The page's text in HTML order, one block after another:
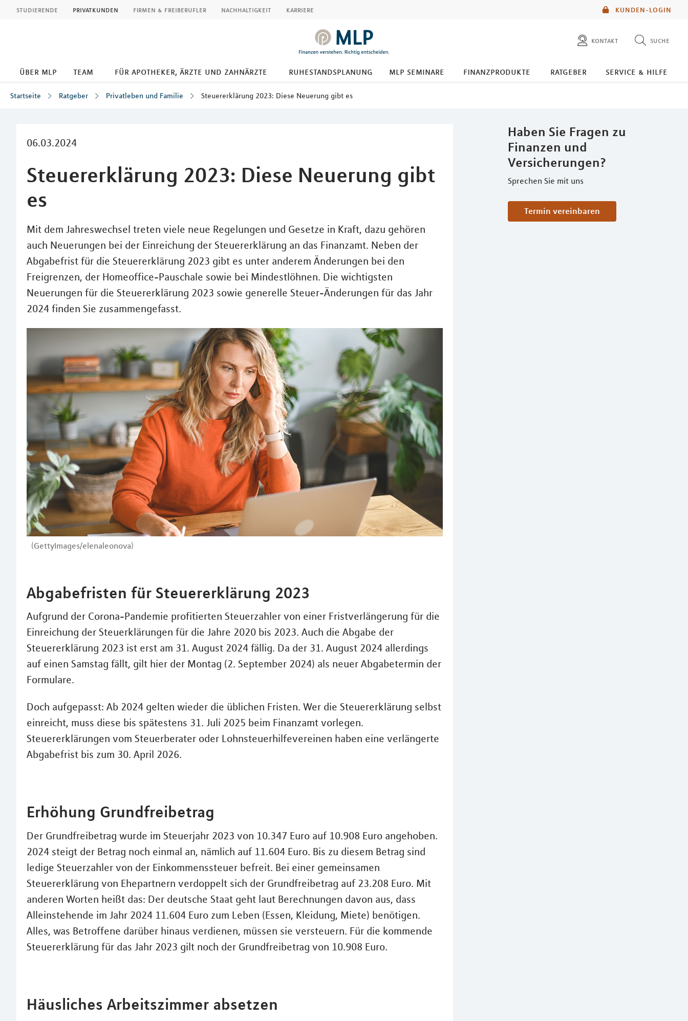
KUNDEN-LOGIN
studierende privatkunden firmen & freiberufler nachhaltigkeit karriere
kontakt suche
diese website durchsuchen
über mlp team für apotheker, ärzte und zahnärzte ruhestandsplanung mlp seminare finanzprodukte ratgeber service & hilfe
Startseite Ratgeber Privatleben und Familie Steuererklärung 2023: Diese Neuerung gibt es
06.03.2024
Steuererklärung 2023: Diese Neuerung gibt
es
Mit dem Jahreswechsel treten viele neue Regelungen und Gesetze in Kraft, dazu gehören
auch Neuerungen bei der Einreichung der Steuererklärung an das Finanzamt. Neben der
Abgabefrist für die Steuererklärung 2023 gibt es unter anderem Änderungen bei den
Freigrenzen, der Homeoffice-Pauschale sowie bei Mindestlöhnen. Die wichtigsten
Neuerungen für die Steuererklärung 2023 sowie generelle Steuer-Änderungen für das Jahr
2024 finden Sie zusammengefasst.
(GettyImages/elenaleonova)
Haben Sie Fragen zu
Finanzen und
Versicherungen?
Sprechen Sie mit uns
Termin vereinbaren
Abgabefristen für Steuererklärung 2023
Aufgrund der Corona-Pandemie profitierten Steuerzahler von einer Fristverlängerung für die
Einreichung der Steuerklärungen für die Jahre 2020 bis 2023. Auch die Abgabe der
Steuererklärung 2023 ist erst am 31. August 2024 fällig. Da der 31. August 2024 allerdings
auf einen Samstag fällt, gilt hier der Montag (2. September 2024) als neuer Abgabetermin der
Formulare.
Doch aufgepasst: Ab 2024 gelten wieder die üblichen Fristen. Wer die Steuererklärung selbst
einreicht, muss diese bis spätestens 31. Juli 2025 beim Finanzamt vorlegen.
Steuererklärungen vom Steuerberater oder Lohnsteuerhilfevereinen haben eine verlängerte
Abgabefrist bis zum 30. April 2026.
Erhöhung Grundfreibetrag
Der Grundfreibetrag wurde im Steuerjahr 2023 von 10.347 Euro auf 10.908 Euro angehoben.
2024 steigt der Betrag noch einmal an, nämlich auf 11.604 Euro. Bis zu diesem Betrag sind
ledige Steuerzahler von der Einkommenssteuer befreit. Bei einer gemeinsamen
Steuererklärung von Ehepartnern verdoppelt sich der Grundfreibetrag auf 23.208 Euro. Mit
anderen Worten heißt das: Der deutsche Staat geht laut Berechnungen davon aus, dass
Alleinstehende im Jahr 2024 11.604 Euro zum Leben (Essen, Kleidung, Miete) benötigen.
Alles, was Betroffene darüber hinaus verdienen, müssen sie versteuern. Für die kommende
Steuererklärung für das Jahr 2023 gilt noch der Grundfreibetrag von 10.908 Euro.
Häusliches Arbeitszimmer absetzen